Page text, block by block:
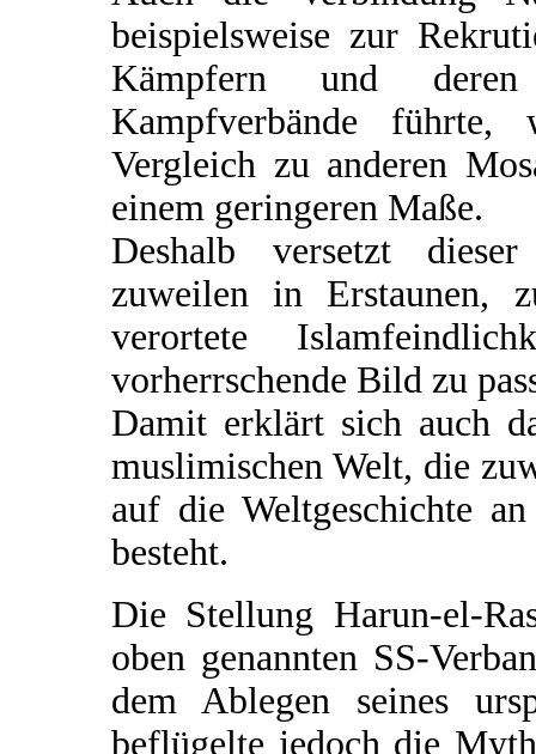
beispielsweise zur
Kämpfern und
Kampfverbände
Vergleich zu anderen
einem geringeren Maße.
Deshalb versetzt
zuweilen in Erstaunen,
verortete
vorherrschende Bild zu
Damit erklärt sich auch
muslimischen Welt, die
auf die Weltgeschichte
besteht.
Die Stellung Harun-el-
oben genannten SS-
dem Ablegen seines
beflügelte jedoch die